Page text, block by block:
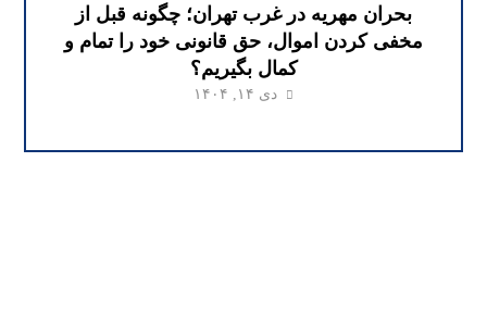
بحران مهریه در غرب تهران؛ چگونه قبل از
مخفی کردن اموال، حق قانونی خود را تمام و
کمال بگیریم؟
دی ۱۴, ۱۴۰۴